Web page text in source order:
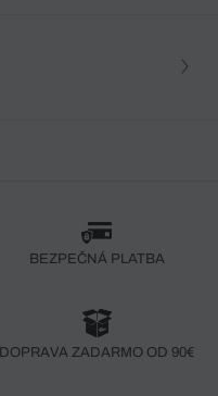
BEZPEČNÁ PLATBA
DOPRAVA ZADARMO OD 90€